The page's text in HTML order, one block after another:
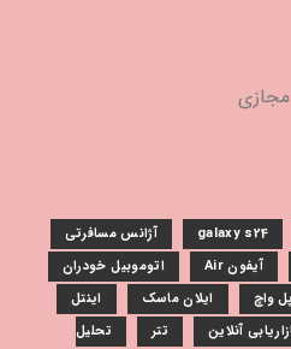
galaxy s24
آژانس مسافرتی
آیفون Air
اتوموبیل خودران
واچ ایلان ماسک
اینتل
آنلاین تتر تحلیل